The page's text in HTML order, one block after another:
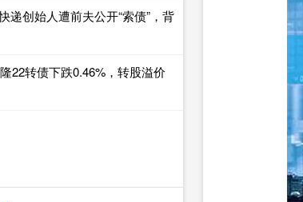
递创始人遭前夫公开“索债”，背
22转债下跌0.46%，转股溢价